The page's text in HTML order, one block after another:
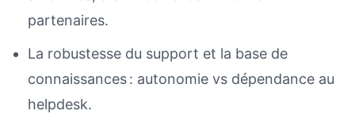
partenaires.
La robustesse du support et la base de
connaissances : autonomie vs dépendance au
helpdesk.